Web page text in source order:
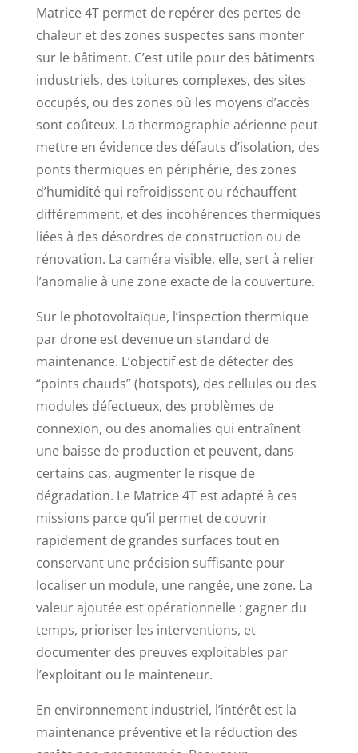
Matrice 4T permet de repérer des pertes de
chaleur et des zones suspectes sans monter
sur le bâtiment. C’est utile pour des bâtiments
industriels, des toitures complexes, des sites
occupés, ou des zones où les moyens d’accès
sont coûteux. La thermographie aérienne peut
mettre en évidence des défauts d’isolation, des
ponts thermiques en périphérie, des zones
d’humidité qui refroidissent ou réchauffent
différemment, et des incohérences thermiques
liées à des désordres de construction ou de
rénovation. La caméra visible, elle, sert à relier
l’anomalie à une zone exacte de la couverture.
Sur le photovoltaïque, l’inspection thermique
par drone est devenue un standard de
maintenance. L’objectif est de détecter des
“points chauds” (hotspots), des cellules ou des
modules défectueux, des problèmes de
connexion, ou des anomalies qui entraînent
une baisse de production et peuvent, dans
certains cas, augmenter le risque de
dégradation. Le Matrice 4T est adapté à ces
missions parce qu’il permet de couvrir
rapidement de grandes surfaces tout en
conservant une précision suffisante pour
localiser un module, une rangée, une zone. La
valeur ajoutée est opérationnelle : gagner du
temps, prioriser les interventions, et
documenter des preuves exploitables par
l’exploitant ou le mainteneur.
En environnement industriel, l’intérêt est la
maintenance préventive et la réduction des